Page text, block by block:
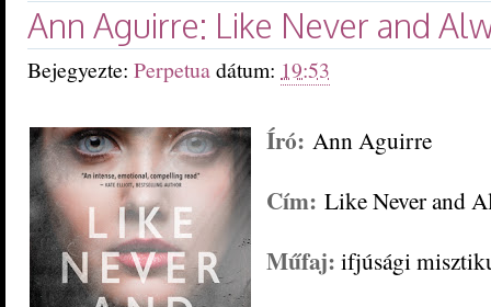
Ann Aguirre: Like Never and
Bejegyezte: Perpetuadátum: 19:53
Író: Ann Aguirre
Cím: Like Never and
Műfaj: ifjúsági